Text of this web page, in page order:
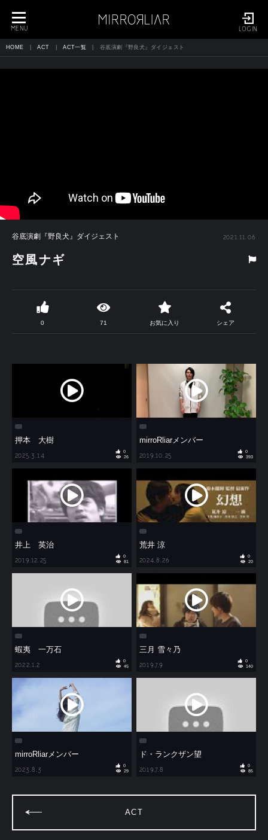
LOGIN
toggle
navigation
MENU
HOME ACT ACT一覧 谷底演劇『野良犬』ダイジェスト
谷底演劇『野良犬』ダイジェスト 2021.11.06
空風ナギ
0 71 お気に入り シェア
押本 大樹
2025.3.14
0
26
mirroRliarメンバー
2019.10.25
0
393
井上 英治
2019.12.25
0
81
荒井 涼
2024.8.26
0
20
蝦夷 一万石
2022.1.2
0
45
三月 雪々乃
2019.7.9
0
140
mirroRliarメンバー
2023.8.3
0
29
ド・ランクザン望
2019.7.8
0
85
ACT